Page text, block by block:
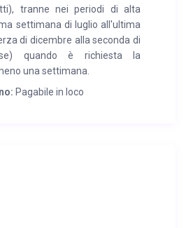
tranne nei periodi di alta
settimana di luglio all'ultima
di dicembre alla seconda di
quando è richiesta la
una settimana.
Pagabile in loco